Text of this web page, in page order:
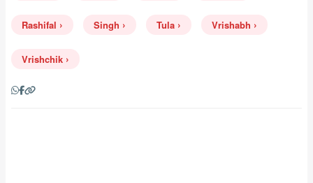
Rashifal Singh Tula Vrishabh
Vrishchik